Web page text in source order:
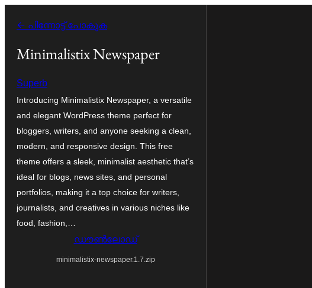
നീങ്ങുക
← പിന്നോട്ട് പോകുക
Minimalistix Newspaper
Superb
Introducing Minimalistix Newspaper, a versatile
and elegant WordPress theme perfect for
bloggers, writers, and anyone seeking a clean,
modern, and responsive design. This free
theme offers a sleek, minimalist aesthetic that’s
ideal for blogs, news sites, and personal
portfolios, making it a top choice for writers,
journalists, and creatives in various niches like
food, fashion,…
ഡൗൺലോഡ്
minimalistix-newspaper.1.7.zip